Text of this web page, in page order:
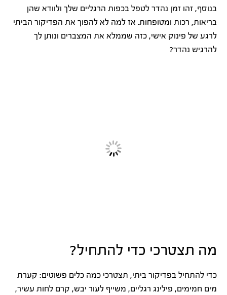
בנוסף, זהו זמן נהדר לטפל בכפות הרגליים שלך ולוודא שהן
בריאות, רכות ומטופחות. אז למה לא להפוך את הפדיקור הביתי
לרגע של פינוק אישי, כזה שממלא את המצברים ונותן לך
להרגיש נהדר?
מה תצטרכי כדי להתחיל?
כדי להתחיל בפדיקור ביתי, תצטרכי כמה כלים פשוטים: קערת
מים חמימים, פילינג רגליים, משייף לעור יבש, קרם לחות עשיר,